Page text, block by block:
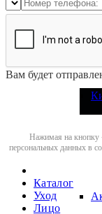
Вам будет
Нажимая на кнопку
персональных данных в
Каталог
Уход
Лицо